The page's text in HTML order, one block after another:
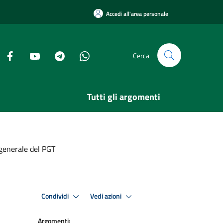
Accedi all'area personale
Cerca
Tutti gli argomenti
del PGT
Condividi Vedi azioni
Argomenti: